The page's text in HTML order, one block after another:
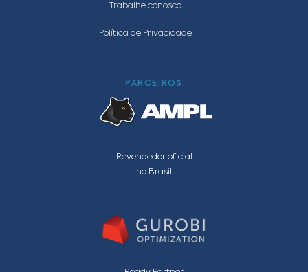
Trabalhe conosco
Política de Privacidade
PARCEIROS
Revendedor oficial
no Brasil